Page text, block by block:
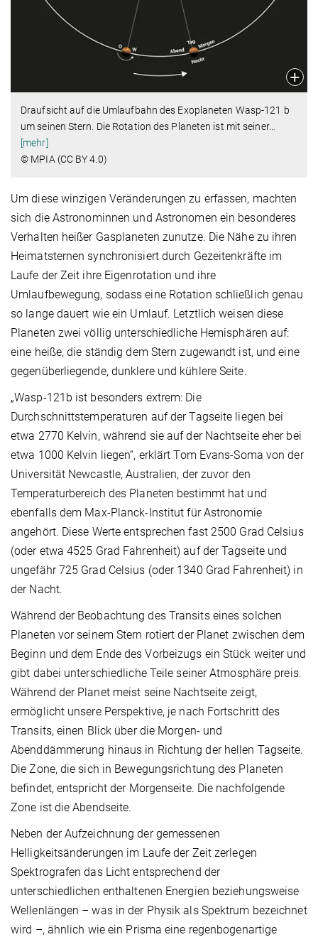
Draufsicht auf die Umlaufbahn des Exoplaneten Wasp-121 b
um seinen Stern. Die Rotation des Planeten ist mit seiner…
[mehr]
© MPIA (CC BY 4.0)
Um diese winzigen Veränderungen zu erfassen, machten
sich die Astronominnen und Astronomen ein besonderes
Verhalten heißer Gasplaneten zunutze. Die Nähe zu ihren
Heimatsternen synchronisiert durch Gezeitenkräfte im
Laufe der Zeit ihre Eigenrotation und ihre
Umlaufbewegung, sodass eine Rotation schließlich genau
so lange dauert wie ein Umlauf. Letztlich weisen diese
Planeten zwei völlig unterschiedliche Hemisphären auf:
eine heiße, die ständig dem Stern zugewandt ist, und eine
gegenüberliegende, dunklere und kühlere Seite.
„Wasp-121b ist besonders extrem: Die
Durchschnittstemperaturen auf der Tagseite liegen bei
etwa 2770 Kelvin, während sie auf der Nachtseite eher bei
etwa 1000 Kelvin liegen“, erklärt Tom Evans-Soma von der
Universität Newcastle, Australien, der zuvor den
Temperaturbereich des Planeten bestimmt hat und
ebenfalls dem Max-Planck-Institut für Astronomie
angehört. Diese Werte entsprechen fast 2500 Grad Celsius
(oder etwa 4525 Grad Fahrenheit) auf der Tagseite und
ungefähr 725 Grad Celsius (oder 1340 Grad Fahrenheit) in
der Nacht.
Während der Beobachtung des Transits eines solchen
Planeten vor seinem Stern rotiert der Planet zwischen dem
Beginn und dem Ende des Vorbeizugs ein Stück weiter und
gibt dabei unterschiedliche Teile seiner Atmosphäre preis.
Während der Planet meist seine Nachtseite zeigt,
ermöglicht unsere Perspektive, je nach Fortschritt des
Transits, einen Blick über die Morgen- und
Abenddämmerung hinaus in Richtung der hellen Tagseite.
Die Zone, die sich in Bewegungsrichtung des Planeten
befindet, entspricht der Morgenseite. Die nachfolgende
Zone ist die Abendseite.
Neben der Aufzeichnung der gemessenen
Helligkeitsänderungen im Laufe der Zeit zerlegen
Spektrografen das Licht entsprechend der
unterschiedlichen enthaltenen Energien beziehungsweise
Wellenlängen – was in der Physik als Spektrum bezeichnet
wird –, ähnlich wie ein Prisma eine regenbogenartige